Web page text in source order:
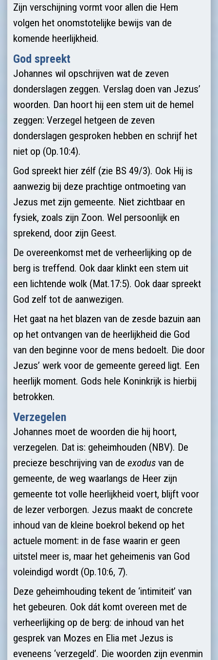
Zijn verschijning vormt voor allen die Hem
volgen het onomstotelijke bewijs van de
komende heerlijkheid.
God spreekt
Johannes wil opschrijven wat de zeven
donderslagen zeggen. Verslag doen van Jezus’
woorden. Dan hoort hij een stem uit de hemel
zeggen: Verzegel hetgeen de zeven
donderslagen gesproken hebben en schrijf het
niet op (Op.10:4).
God spreekt hier zélf (zie BS 49/3). Ook Hij is
aanwezig bij deze prachtige ontmoeting van
Jezus met zijn gemeente. Niet zichtbaar en
fysiek, zoals zijn Zoon. Wel persoonlijk en
sprekend, door zijn Geest.
De overeenkomst met de verheerlijking op de
berg is treffend. Ook daar klinkt een stem uit
een lichtende wolk (Mat.17:5). Ook daar spreekt
God zelf tot de aanwezigen.
Het gaat na het blazen van de zesde bazuin aan
op het ontvangen van de heerlijkheid die God
van den beginne voor de mens bedoelt. Die door
Jezus’ werk voor de gemeente gereed ligt. Een
heerlijk moment. Gods hele Koninkrijk is hierbij
betrokken.
Verzegelen
Johannes moet de woorden die hij hoort,
verzegelen. Dat is: geheimhouden (NBV). De
precieze beschrijving van de exodus van de
gemeente, de weg waarlangs de Heer zijn
gemeente tot volle heerlijkheid voert, blijft voor
de lezer verborgen. Jezus maakt de concrete
inhoud van de kleine boekrol bekend op het
actuele moment: in de fase waarin er geen
uitstel meer is, maar het geheimenis van God
voleindigd wordt (Op.10:6, 7).
Deze geheimhouding tekent de ‘intimiteit’ van
het gebeuren. Ook dát komt overeen met de
verheerlijking op de berg: de inhoud van het
gesprek van Mozes en Elia met Jezus is
eveneens ‘verzegeld’. Die woorden zijn evenmin